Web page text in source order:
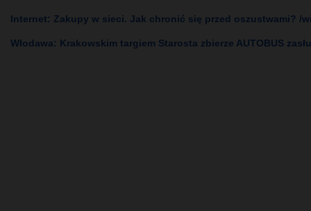
Internet: Zakupy w sieci. Jak chronić się przed oszustwami? /
Włodawa: Krakowskim targiem Starosta zbierze AUTOBUS